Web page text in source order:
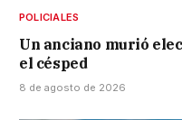
POLICIALES
Un anciano murió
el césped
8 de agosto de 2026